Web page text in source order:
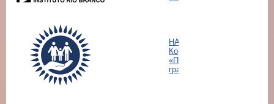
НАО «Государственная
Корпорация
«Правительство для
граждан»